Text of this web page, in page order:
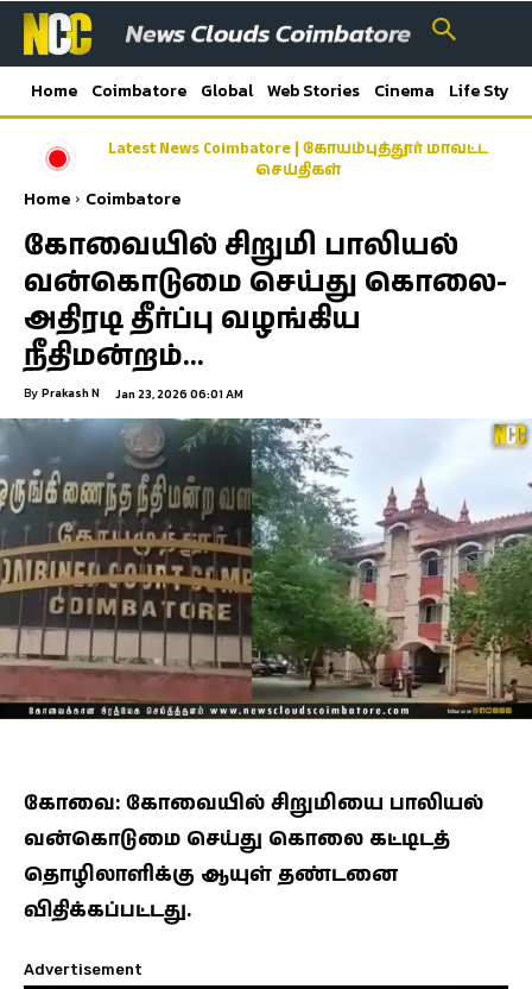
Home Coimbatore Global Web Stories Cinema Life Style
Latest News Coimbatore | கோயம்புத்தூர் மாவட்ட
செய்திகள்
Home Coimbatore
கோவையில் சிறுமி பாலியல்
வன்கொடுமை செய்து கொலை-
அதிரடி தீர்ப்பு வழங்கிய
நீதிமன்றம்…
By Prakash N Jan 23, 2026 06:01 AM
கோவை: கோவையில் சிறுமியை பாலியல்
வன்கொடுமை செய்து கொலை கட்டிடத்
தொழிலாளிக்கு ஆயுள் தண்டனை
விதிக்கப்பட்டது.
Advertisement